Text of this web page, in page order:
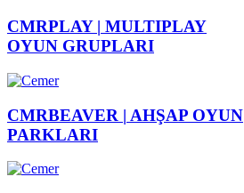
CMRPLAY | MULTIPLAY
OYUN GRUPLARI
CMRBEAVER | AHŞAP OYUN
PARKLARI